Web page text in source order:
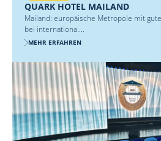
QUARK HOTEL MAILAND
Mailand: europäische Metropole mit
bei internationa....
MEHR ERFAHREN